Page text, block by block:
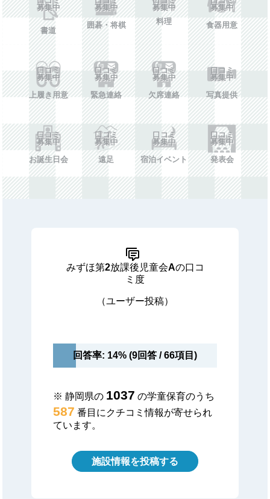
募集中
書道
募集中
囲碁・将棋
募集中
料理
募集中
食器用意
口コミ
募集中
上履き用意
口コミ
募集中
緊急連絡
口コミ
募集中
欠席連絡
口コミ
募集中
写真提供
口コミ
募集中
お誕生日会
口コミ
募集中
遠足
口コミ
募集中
宿泊イベント
口コミ
募集中
発表会
みずほ第2放課後児童会Aの口コ
ミ度
（ユーザー投稿）
回答率: 14% (9回答 / 66項目)
※ 静岡県の 1037 の学童保育のうち
587 番目にクチコミ情報が寄せられ
ています。
施設情報を投稿する